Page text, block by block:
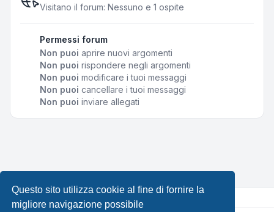
Questo sito utilizza cookie al fine di fornire la
migliore navigazione possibile
Visitano il forum: Nessuno e 1 ospite
Permessi forum
Non puoi aprire nuovi argomenti
Non puoi rispondere negli argomenti
Non puoi modificare i tuoi messaggi
Non puoi cancellare i tuoi messaggi
Non puoi inviare allegati